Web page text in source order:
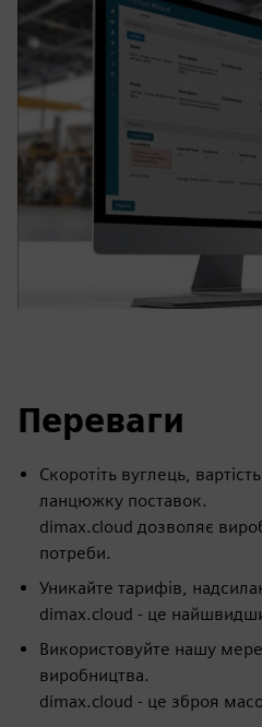
Переваги
Скоротіть вуглець,
ланцюжку поставок.
dimax.cloud дозволяє
потреби.
Уникайте тарифів,
dimax.cloud - це
Використовуйте нашу
виробництва.
dimax.cloud - це зброя